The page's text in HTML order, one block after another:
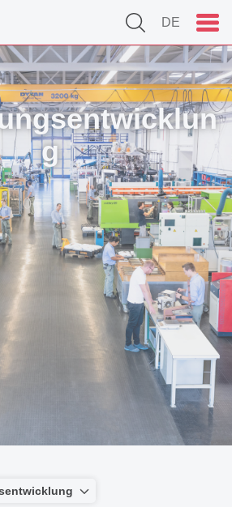
DE
g